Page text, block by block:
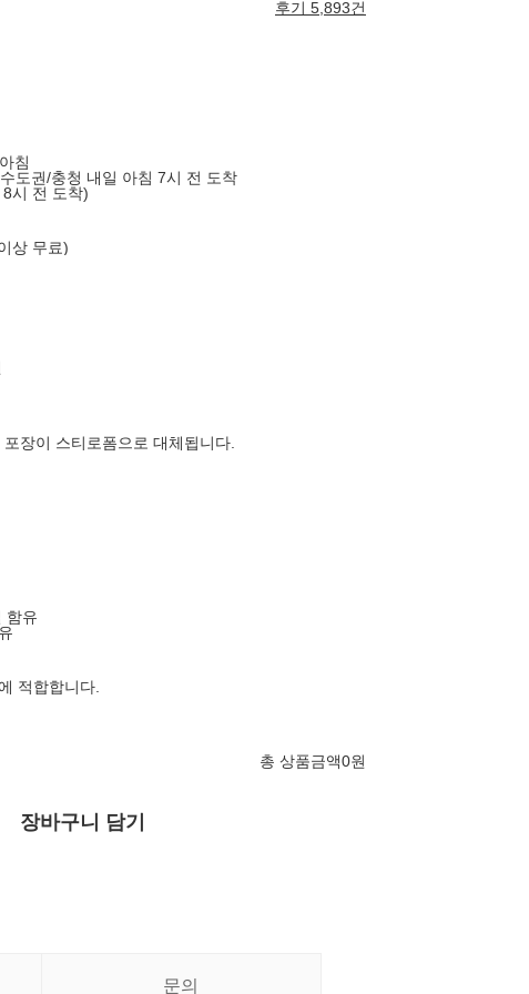
후기 5,893건
침
도권/충청 내일 아침 7시 전 도착
시 전 도착)
상 무료)
장이 스티로폼으로 대체됩니다.
함유
적합합니다.
총 상품금액0원
장바구니 담기
문의